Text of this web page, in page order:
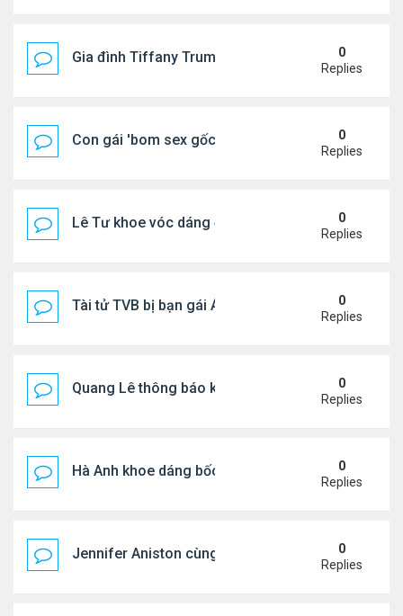
Gia đình Tiffany Trump đi nghỉ ở Spain
0
Replies
Con gái 'bom sex gốc Việt' đón tuổi 18
0
Replies
Lê Tư khoe vóc dáng ở châu Âu
0
Replies
Tài tử TVB bị bạn gái Á hậu phản bội giờ ra sao?
0
Replies
Quang Lê thông báo khẩn cấp
0
Replies
Hà Anh khoe dáng bốc lửa của ở Maldives
0
Replies
Jennifer Aniston cùng bạn trai nghỉ dưỡng trên du
0
Replies